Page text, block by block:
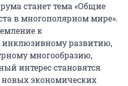
станет тема «Общие
в многополярном мире».
к
инклюзивному развитию,
многообразию,
интерес становятся
новых экономических